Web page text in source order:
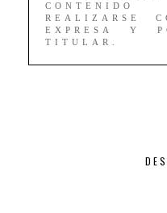
REALIZARSE
EXPRESA Y
TITULAR.